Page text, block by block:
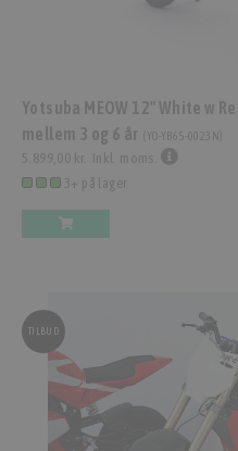
Yotsuba MEOW 12" White w
mellem 3 og 6 år
YO-YB65-0023N
5.899,00 kr.
Inkl. moms.
3+ på lager
TILBUD